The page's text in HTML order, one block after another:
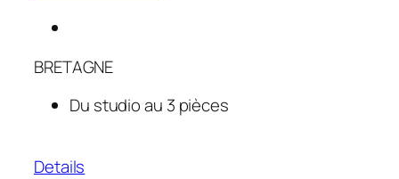
BRETAGNE
Du studio au 3 pièces
Details